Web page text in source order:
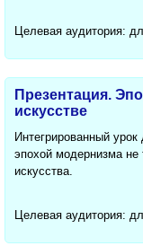
Целевая аудитория:
Презентация.
искусстве
Интегрированный
эпохой модернизма не
искусства.
Целевая аудитория: